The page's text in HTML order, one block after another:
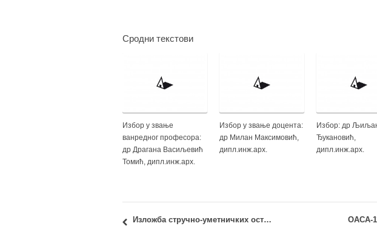
Сродни текстови
Избор у звање
ванредног професора:
др Драгана Васиљевић
Томић, дипл.инж.арх.
Избор у звање доцента:
др Милан Максимовић,
дипл.инж.арх.
Избор: др
Ђукановић,
дипл.инж.арх.
Изложба стручно-уметничких остварења: арх. Горан Војводић